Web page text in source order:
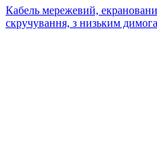
Кабель мережевий,
скручування, з низьким